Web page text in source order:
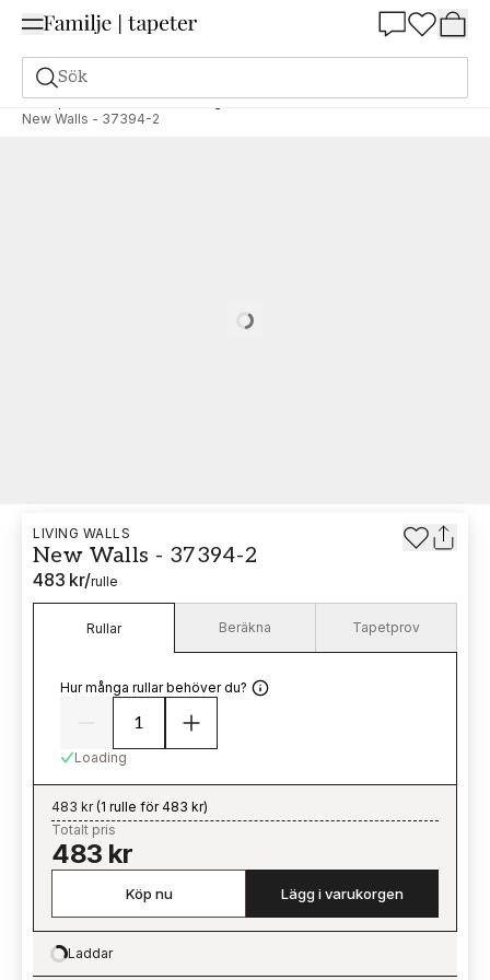
Sök
Tapeter Varumärken Living Walls New Walls
New Walls - 37394-2
Loading…
LIVING WALLS
New Walls - 37394-2
483 kr/rulle
Rullar Beräkna Tapetprov
Hur många rullar behöver du?
Loading
483 kr(1 rulle för 483 kr)
Totalt pris
483 kr
Köp nu Lägg i varukorgen
Loading…
Laddar